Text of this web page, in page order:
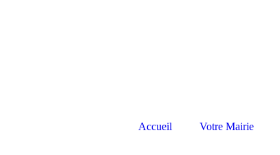
Accueil Votre Mairie